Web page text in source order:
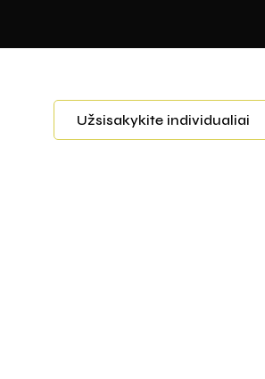
Užsisakykite individualiai